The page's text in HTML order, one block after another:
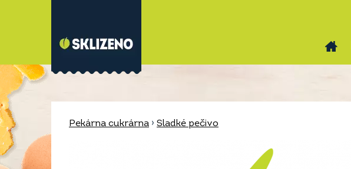
Pekárna cukrárna › Sladké pečivo